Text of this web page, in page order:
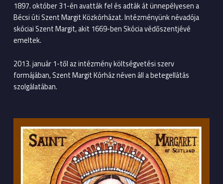
1897. október 31-én avatták fel és adták át ünnepélyesen a
Bécsi úti Szent Margit Közkórházat. Intézményünk névadója
skóciai Szent Margit, akit 1669-ben Skócia védőszentjévé
emeltek.
2013. január 1-től az intézmény költségvetési szerv
formájában, Szent Margit Kórház néven áll a betegellátás
szolgálatában.